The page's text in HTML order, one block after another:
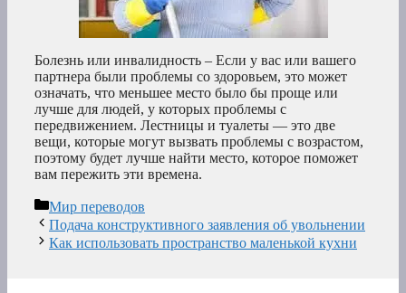
Болезнь или инвалидность – Если у вас или вашего
партнера были проблемы со здоровьем, это может
означать, что меньшее место было бы проще или
лучше для людей, у которых проблемы с
передвижением. Лестницы и туалеты — это две
вещи, которые могут вызвать проблемы с возрастом,
поэтому будет лучше найти место, которое поможет
вам пережить эти времена.
Рубрики
Мир переводов
Подача конструктивного заявления об увольнении
Как использовать пространство маленькой кухни